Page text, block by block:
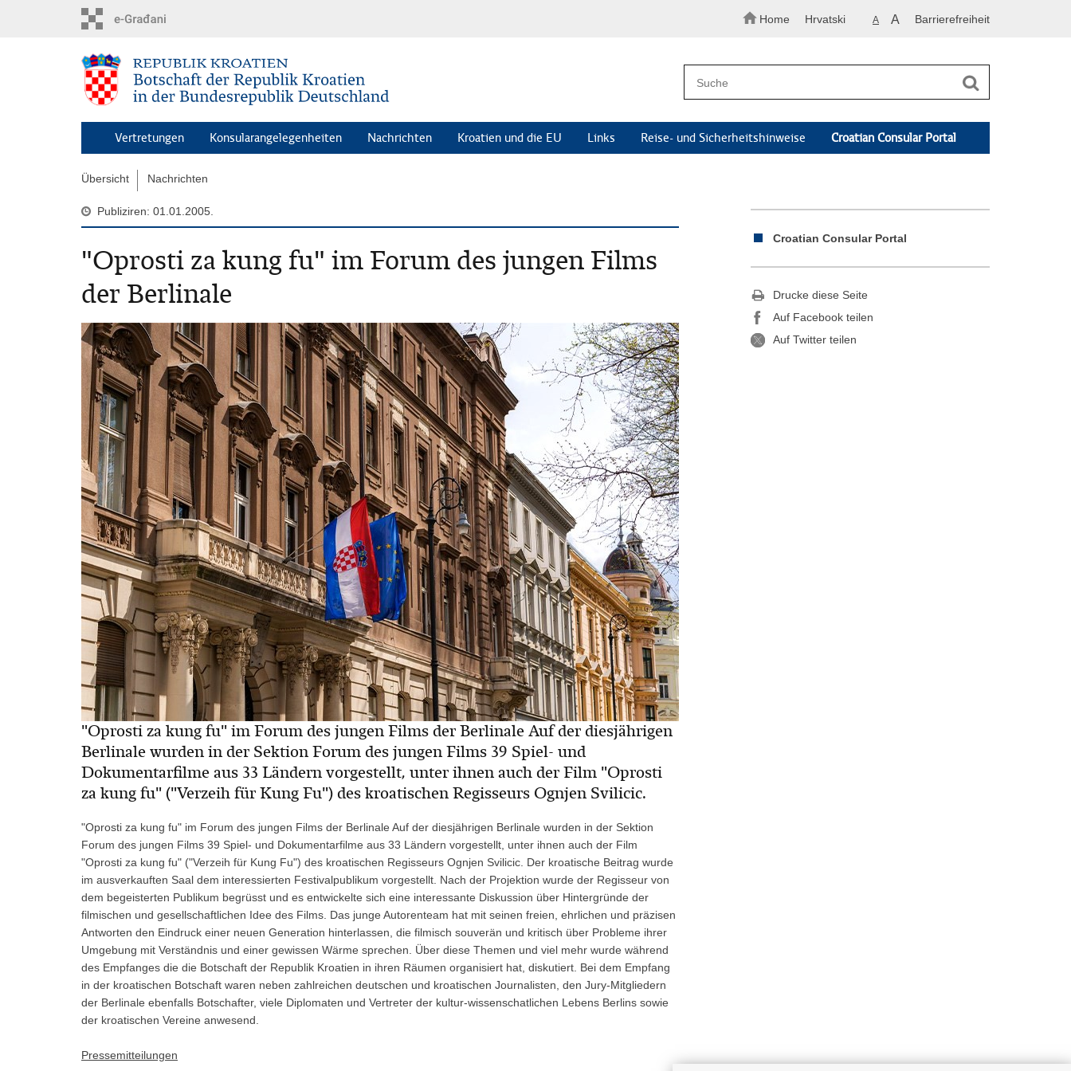
Home Hrvatski A A Barrierefreiheit
Vertretungen Konsularangelegenheiten Nachrichten Kroatien und die EU Links Reise- und Sicherheitshinweise Croatian Consular Portal
Übersicht Nachrichten
Publiziren: 01.01.2005.
"Oprosti za kung fu" im Forum des jungen Films
der Berlinale
"Oprosti za kung fu" im Forum des jungen Films der Berlinale Auf der diesjährigen
Berlinale wurden in der Sektion Forum des jungen Films 39 Spiel- und
Dokumentarfilme aus 33 Ländern vorgestellt, unter ihnen auch der Film "Oprosti
za kung fu" ("Verzeih für Kung Fu") des kroatischen Regisseurs Ognjen Svilicic.
"Oprosti za kung fu" im Forum des jungen Films der Berlinale Auf der diesjährigen Berlinale wurden in der Sektion
Forum des jungen Films 39 Spiel- und Dokumentarfilme aus 33 Ländern vorgestellt, unter ihnen auch der Film
"Oprosti za kung fu" ("Verzeih für Kung Fu") des kroatischen Regisseurs Ognjen Svilicic. Der kroatische Beitrag wurde
im ausverkauften Saal dem interessierten Festivalpublikum vorgestellt. Nach der Projektion wurde der Regisseur von
dem begeisterten Publikum begrüsst und es entwickelte sich eine interessante Diskussion über Hintergründe der
filmischen und gesellschaftlichen Idee des Films. Das junge Autorenteam hat mit seinen freien, ehrlichen und präzisen
Antworten den Eindruck einer neuen Generation hinterlassen, die filmisch souverän und kritisch über Probleme ihrer
Umgebung mit Verständnis und einer gewissen Wärme sprechen. Über diese Themen und viel mehr wurde während
des Empfanges die die Botschaft der Republik Kroatien in ihren Räumen organisiert hat, diskutiert. Bei dem Empfang
in der kroatischen Botschaft waren neben zahlreichen deutschen und kroatischen Journalisten, den Jury-Mitgliedern
der Berlinale ebenfalls Botschafter, viele Diplomaten und Vertreter der kultur-wissenschatlichen Lebens Berlins sowie
der kroatischen Vereine anwesend.
Pressemitteilungen
Croatian Consular Portal
Drucke diese Seite
Auf Facebook teilen
Auf Twitter teilen